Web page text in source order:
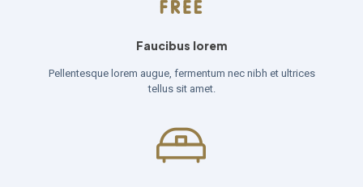
Faucibus lorem
Pellentesque lorem augue, fermentum nec nibh et ultrices
tellus sit amet.